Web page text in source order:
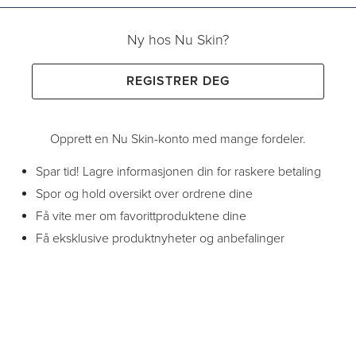
Ny hos Nu Skin?
REGISTRER DEG
Opprett en Nu Skin-konto med mange fordeler.
Spar tid! Lagre informasjonen din for raskere betaling
Spor og hold oversikt over ordrene dine
Få vite mer om favorittproduktene dine
Få eksklusive produktnyheter og anbefalinger